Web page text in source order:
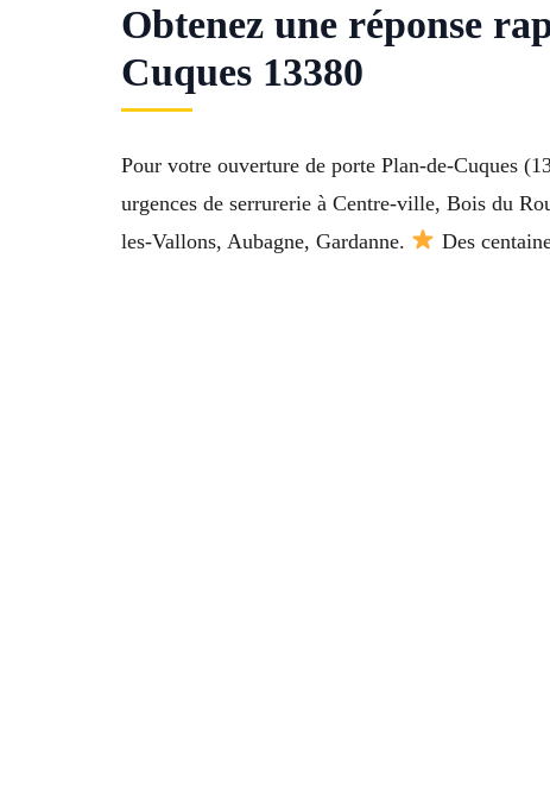
Obtenez une réponse
Cuques 13380
Pour votre ouverture de porte Plan-de-Cuques
urgences de serrurerie à Centre-ville, Bois du
les-Vallons, Aubagne, Gardanne.
Des